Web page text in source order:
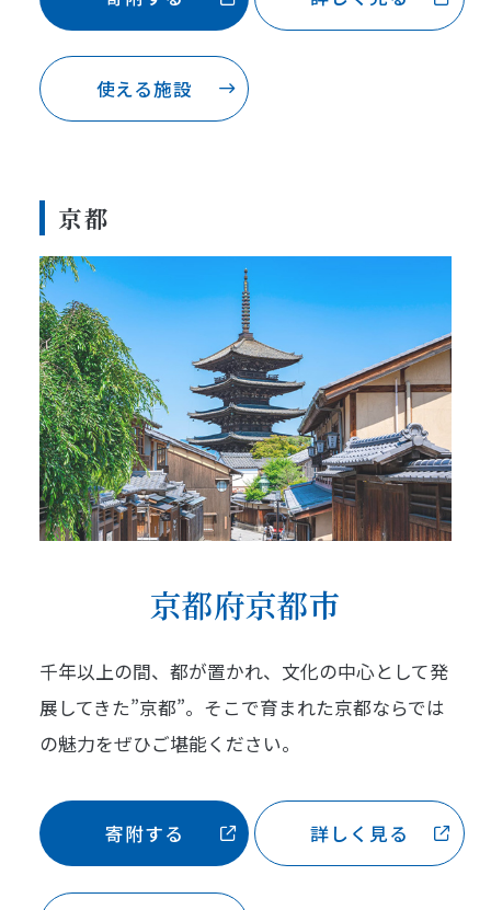
使える施設
京都
京都府京都市
千年以上の間、都が置かれ、文化の中心として発
展してきた”京都”。そこで育まれた京都ならでは
の魅力をぜひご堪能ください。
寄附する 詳しく見る